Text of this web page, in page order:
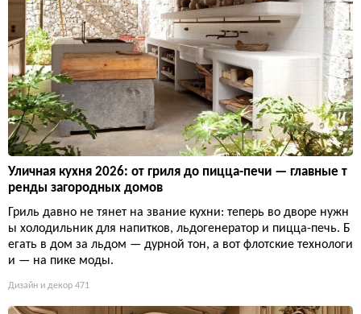
Уличная кухня 2026: от гриля до пицца-печи — главные т
ренды загородных домов
Гриль давно не тянет на звание кухни: теперь во дворе нужн
ы холодильник для напитков, льдогенератор и пицца-печь. Б
егать в дом за льдом — дурной тон, а вот флотские технологи
и — на пике моды.
Дизайн и декор 471